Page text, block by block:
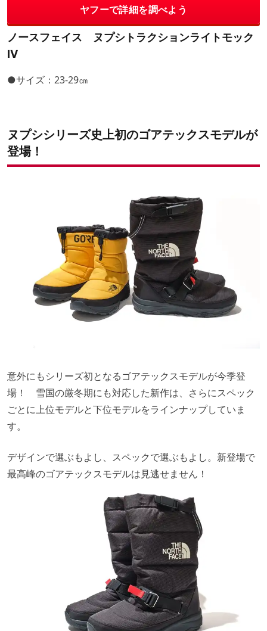
ヤフーで詳細を調べよう
ノースフェイス ヌプシトラクションライトモック
Ⅳ
●サイズ：23-29㎝
ヌプシシリーズ史上初のゴアテックスモデルが
登場！
意外にもシリーズ初となるゴアテックスモデルが今季登
場！ 雪国の厳冬期にも対応した新作は、さらにスペック
ごとに上位モデルと下位モデルをラインナップしていま
す。
デザインで選ぶもよし、スペックで選ぶもよし。新登場で
最高峰のゴアテックスモデルは見逃せません！